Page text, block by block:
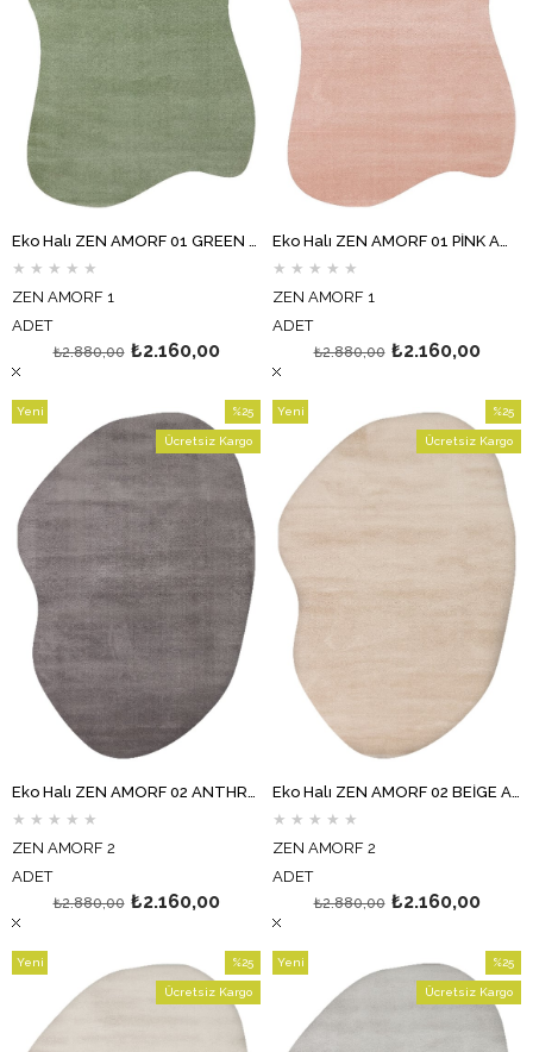
★ ★ ★ ★ ★
ZEN AMORF 1
ADET
₺2.160,00
₺2.880,00
★ ★ ★ ★ ★
ZEN AMORF 1
ADET
₺2.160,00
₺2.880,00
Eko Halı ZEN AMORF 02 ANTHRACİTE Amorf Kesim Hav Toz Vermez Yumuşak Dokulu Salon Halısı Oturma Odası Halısı Yatak Odası Halısı Koridor Halısı Mutfak Halısı Modern Makine Halısı
★ ★ ★ ★ ★
ZEN AMORF 2
ADET
₺2.160,00
₺2.880,00
%25
İndirim
%25İndirim
Ücretsiz Kargo
Yeni
Eko Halı ZEN AMORF 02 BEİGE Amorf Kesim Hav Toz Vermez Yumuşak Dokulu Salon Halısı Oturma Odası Halısı Yatak Odası Halısı Koridor Halısı Mutfak Halısı Modern Makine Halısı
★ ★ ★ ★ ★
ZEN AMORF 2
ADET
₺2.160,00
₺2.880,00
%25
İndirim
Ücretsiz Kargo
Yeni
%25
İndirim
%25İndirim
Ücretsiz Kargo
Yeni
%25
İndirim
Ücretsiz Kargo
Yeni